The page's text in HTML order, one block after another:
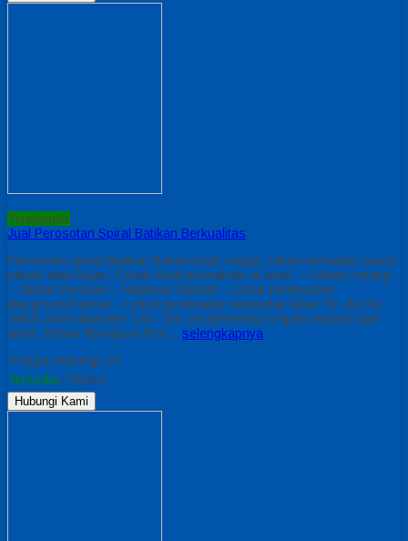
Terpopuler
Jual Perosotan Spiral Batikan Berkualitas
Perosotan spiral Batikan Bahan kuat, ringan, tahan terhadap cuaca
panas atau hujan. Cocok Buat permainan di area : – kolam renang
– Taman bermain – Halaman Rumah – Untuk pembuatan
playground taman – Untuk pembuatan waterplay lebar 50 -60 cm
Tebal 4 mm diameter 140- 150 cm Menerima segala request dari
anda. Bahan fiberglass free… selengkapnya
*Harga Hubungi CS
Tersedia / PNJ01
Hubungi Kami